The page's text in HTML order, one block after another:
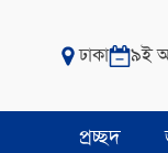
ঢাকা ৯ই
প্রচ্ছদ